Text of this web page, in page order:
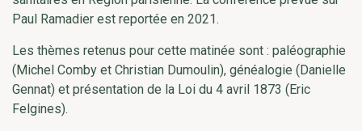
Paul Ramadier est reportée en 2021.
Les thèmes retenus pour cette matinée sont : paléographie
(Michel Comby et Christian Dumoulin), généalogie (Danielle
Gennat) et présentation de la Loi du 4 avril 1873 (Eric
Felgines).